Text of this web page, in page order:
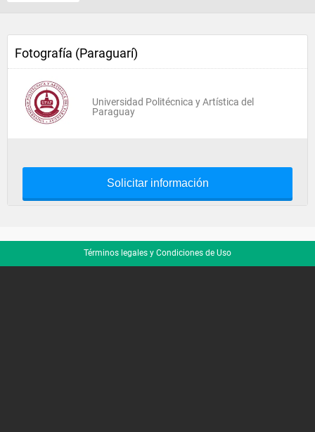
Fotografía (Paraguarí)
Universidad Politécnica y Artística del
Paraguay
Solicitar información
Términos legales y Condiciones de Uso